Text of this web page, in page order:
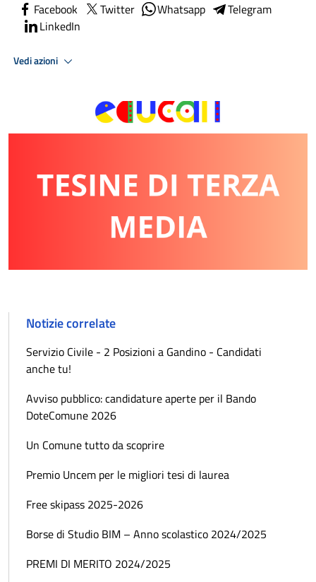
Facebook Twitter Whatsapp
Telegram
LinkedIn
Vedi azioni
Notizie correlate
Servizio Civile - 2 Posizioni a Gandino - Candidati
anche tu!
Avviso pubblico: candidature aperte per il Bando
DoteComune 2026
Un Comune tutto da scoprire
Premio Uncem per le migliori tesi di laurea
Free skipass 2025-2026
Borse di Studio BIM – Anno scolastico 2024/2025
PREMI DI MERITO 2024/2025